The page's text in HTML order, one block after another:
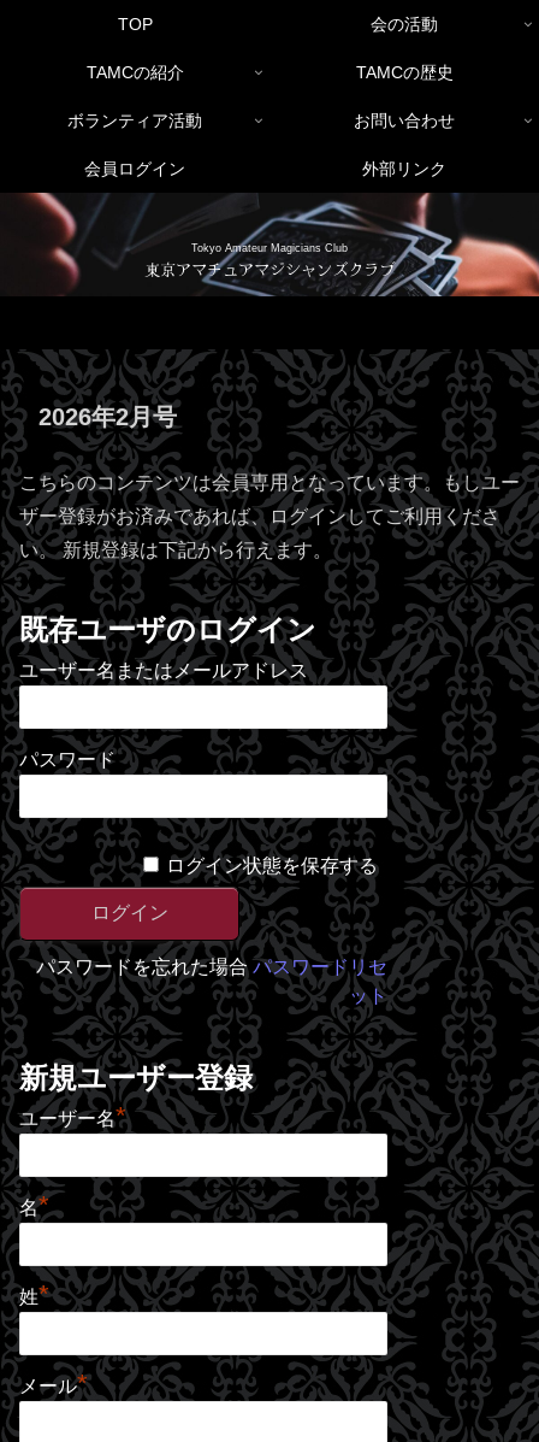
TOP 会の活動
TAMCの紹介 TAMCの歴史
ボランティア活動 お問い合わせ
会員ログイン 外部リンク
Tokyo Amateur Magicians Club
東京アマチュアマジシャンズクラブ
2026年2月号
こちらのコンテンツは会員専用となっています。もしユー
ザー登録がお済みであれば、ログインしてご利用くださ
い。 新規登録は下記から行えます。
既存ユーザのログイン
ユーザー名またはメールアドレス
パスワード
ログイン状態を保存する
パスワードを忘れた場合パスワードリセ
ット
新規ユーザー登録
ユーザー名*
名*
姓*
メール*